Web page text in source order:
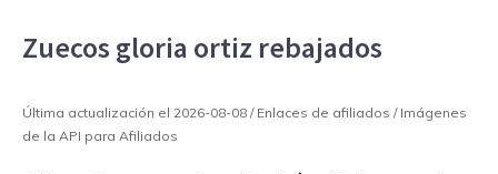
Zuecos gloria ortiz rebajados
Última actualización el 2026-08-08 / Enlaces de afiliados / Imágenes
de la API para Afiliados